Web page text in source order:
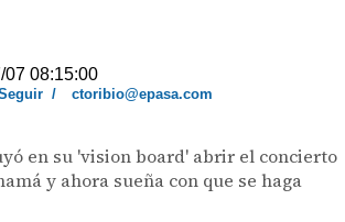
07 08:15:00
/
ctoribio@epasa.com
en su 'vision board' abrir el concierto
y ahora sueña con que se haga